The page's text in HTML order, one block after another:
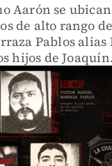
Aarón se ubican
de alto rango de
Pablos alias
hijos de Joaquín
Mazatlán.